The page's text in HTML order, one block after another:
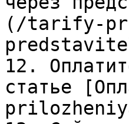
(/tarify-
12.
статье